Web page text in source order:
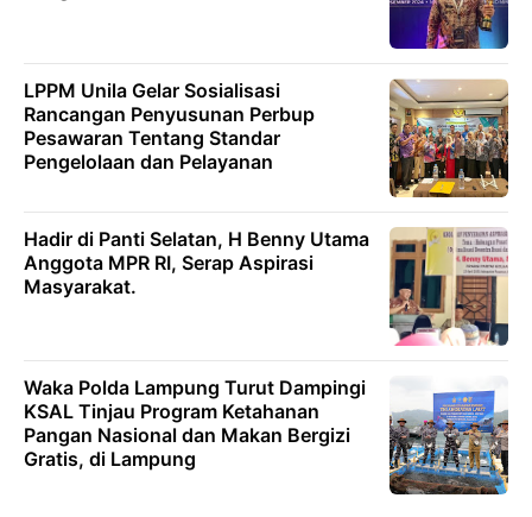
LPPM Unila Gelar Sosialisasi
Rancangan Penyusunan Perbup
Pesawaran Tentang Standar
Pengelolaan dan Pelayanan
Hadir di Panti Selatan, H Benny Utama
Anggota MPR RI, Serap Aspirasi
Masyarakat.
Waka Polda Lampung Turut Dampingi
KSAL Tinjau Program Ketahanan
Pangan Nasional dan Makan Bergizi
Gratis, di Lampung